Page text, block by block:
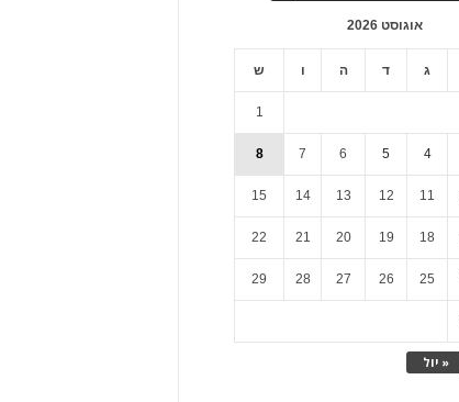
אוגוסט 2026
ג ד ה ו ש
« יול
1
4
5
6
7
8
11
12
13
14
15
18
19
20
21
22
25
26
27
28
29